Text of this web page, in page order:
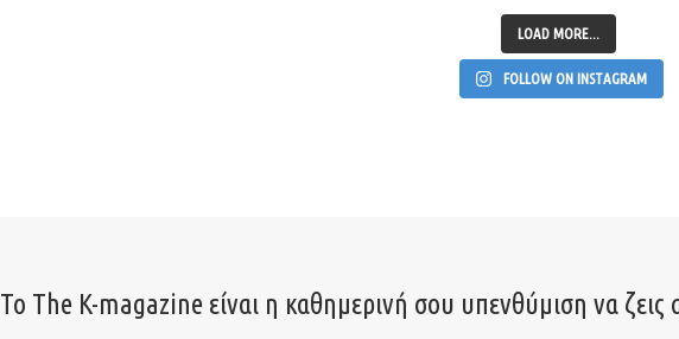
LOAD MORE...
FOLLOW ON INSTAGRAM
Το The K-magazine είναι η καθημερινή σου υπενθύμιση να ζεις